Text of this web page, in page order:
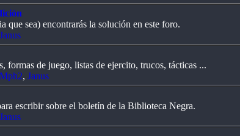
que sea) encontrarás la solución en este foro.
Janus
formas de juego, listas de ejercito, trucos, tácticas ...
Mph2, Janus
escribir sobre el boletín de la Biblioteca Negra.
Janus